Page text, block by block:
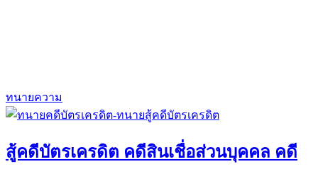
ทนายความ
สู้คดีบัตรเครดิต คดีสินเชื่อส่วนบุคคล คดี